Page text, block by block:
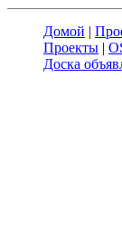
Домой |
Проекты |
Доска